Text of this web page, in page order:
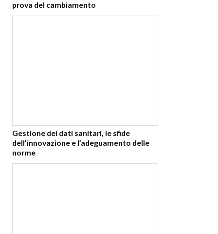
prova del cambiamento
Gestione dei dati sanitari, le sfide
dell’innovazione e l’adeguamento delle
norme